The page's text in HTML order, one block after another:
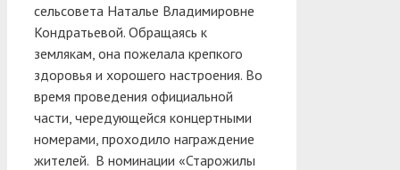
сельсовета Наталье Владимировне
Кондратьевой. Обращаясь к
землякам, она пожелала крепкого
здоровья и хорошего настроения. Во
время проведения официальной
части, чередующейся концертными
номерами, проходило награждение
жителей. В номинации «Старожилы